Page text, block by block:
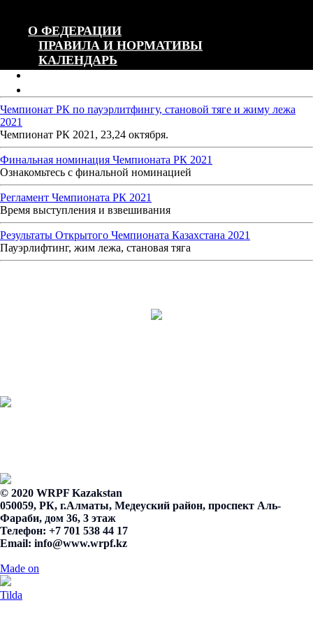
О ФЕДЕРАЦИИ
ПРАВИЛА И НОРМАТИВЫ
КАЛЕНДАРЬ
Контакты
Чемпионат РК по пауэрлитфингу, становой тяге и жиму лежа
2021
Чемпионат РК 2021, 23,24 октября.
Финальная номинация Чемпионата РК 2021
Ознакомьтесь с финальной номинацией
Регламент Чемпионата РК 2021
Время выступления и взвешивания
Результаты Открытого Чемпионата Казахстана 2021
Пауэрлифтинг, жим лежа, становая тяга
© 2020 WRPF Kazakstan
050059, РК, г.Алматы, Медеуский район, проспект Аль-
Фараби, дом 36, 3 этаж
Телефон: +7 701 538 44 17
Email: info@www.wrpf.kz
Made on
Tilda